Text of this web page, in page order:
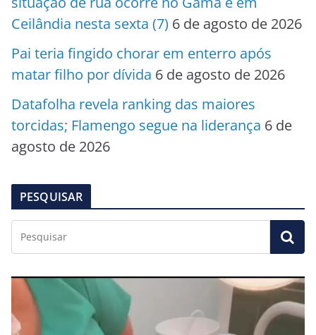
Ceilândia nesta sexta (7) 6 de agosto de 2026
Pai teria fingido chorar em enterro após
matar filho por dívida 6 de agosto de 2026
Datafolha revela ranking das maiores
torcidas; Flamengo segue na liderança 6 de
agosto de 2026
PESQUISAR